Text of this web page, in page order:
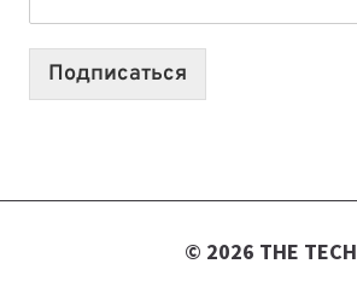
СОЗДАВАТЬ
ПРОДУКТЫ
Подписаться
© 2026 THE TECH